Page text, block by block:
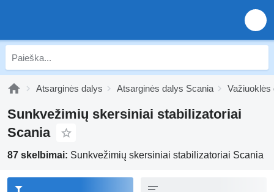
Atsarginės dalys Atsarginės dalys Scania Važiuoklės
Sunkvežimių skersiniai stabilizatoriai
Scania
87 skelbimai: Sunkvežimių skersiniai stabilizatoriai Scania